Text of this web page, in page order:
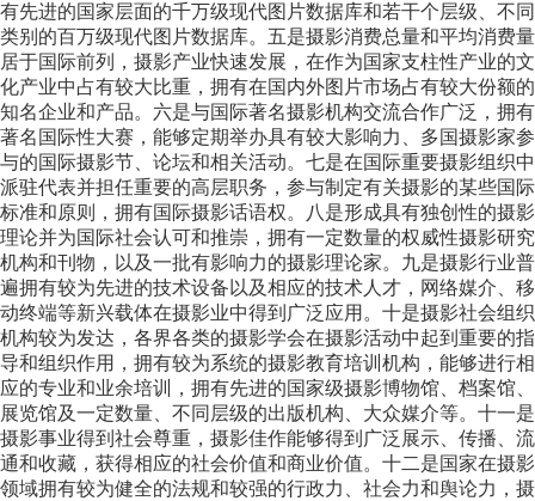
有先进的国家层面的千万级现代图片数据库和若干个层级、不同
类别的百万级现代图片数据库。五是摄影消费总量和平均消费量
居于国际前列，摄影产业快速发展，在作为国家支柱性产业的文
化产业中占有较大比重，拥有在国内外图片市场占有较大份额的
知名企业和产品。六是与国际著名摄影机构交流合作广泛，拥有
著名国际性大赛，能够定期举办具有较大影响力、多国摄影家参
与的国际摄影节、论坛和相关活动。七是在国际重要摄影组织中
派驻代表并担任重要的高层职务，参与制定有关摄影的某些国际
标准和原则，拥有国际摄影话语权。八是形成具有独创性的摄影
理论并为国际社会认可和推崇，拥有一定数量的权威性摄影研究
机构和刊物，以及一批有影响力的摄影理论家。九是摄影行业普
遍拥有较为先进的技术设备以及相应的技术人才，网络媒介、移
动终端等新兴载体在摄影业中得到广泛应用。十是摄影社会组织
机构较为发达，各界各类的摄影学会在摄影活动中起到重要的指
导和组织作用，拥有较为系统的摄影教育培训机构，能够进行相
应的专业和业余培训，拥有先进的国家级摄影博物馆、档案馆、
展览馆及一定数量、不同层级的出版机构、大众媒介等。十一是
摄影事业得到社会尊重，摄影佳作能够得到广泛展示、传播、流
通和收藏，获得相应的社会价值和商业价值。十二是国家在摄影
领域拥有较为健全的法规和较强的行政力、社会力和舆论力，摄